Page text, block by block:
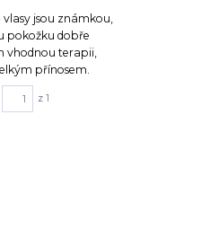
vlasy jsou známkou,
pokožku dobře
vhodnou terapii,
přínosem.
z 1